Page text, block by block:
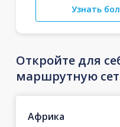
Узнать
Откройте для
маршрутную
Африка